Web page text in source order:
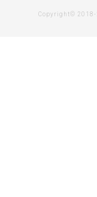
Copyright©